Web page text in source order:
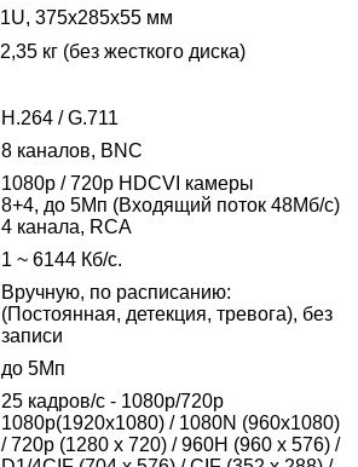
1U, 375x285x55 мм
2,35 кг (без жесткого диска)
H.264 / G.711
8 каналов, BNC
1080р / 720p HDCVI камеры
8+4, до 5Мп (Входящий поток 48Мб/с)
4 канала, RCA
1 ~ 6144 Кб/с.
Вручную, по расписанию:
(Постоянная, детекция, тревога), без
записи
до 5Мп
25 кадров/с - 1080p/720p
1080p(1920х1080) / 1080N (960x1080)
/ 720p (1280 х 720) / 960H (960 х 576) /